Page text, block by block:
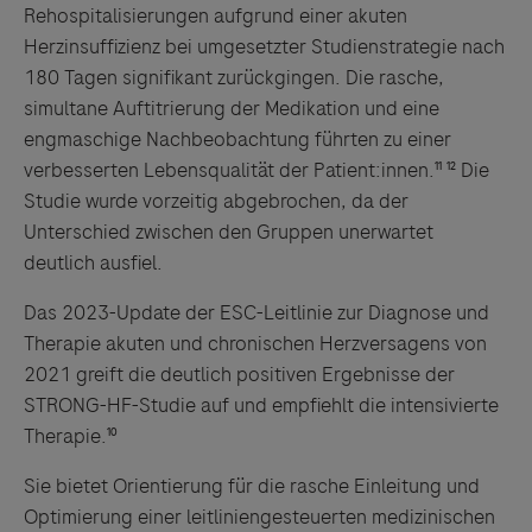
Rehospitalisierungen aufgrund einer akuten
Herzinsuffizienz bei umgesetzter Studienstrategie nach
180 Tagen signifikant zurückgingen. Die rasche,
simultane Auftitrierung der Medikation und eine
engmaschige Nachbeobachtung führten zu einer
verbesserten Lebensqualität der Patient:innen.¹¹ ¹² Die
Studie wurde vorzeitig abgebrochen, da der
Unterschied zwischen den Gruppen unerwartet
deutlich ausfiel.
Das 2023-Update der ESC-Leitlinie zur Diagnose und
Therapie akuten und chronischen Herzversagens von
2021 greift die deutlich positiven Ergebnisse der
STRONG-HF-Studie auf und empfiehlt die intensivierte
Therapie.¹⁰
Sie bietet Orientierung für die rasche Einleitung und
Optimierung einer leitliniengesteuerten medizinischen
Links zu Websites Dritter werden im Sinne des
Servicegedankens angeboten. Der Herausgeber äußert
keine Meinung über den Inhalt von Websites Dritter und
lehnt ausdrücklich jegliche Verantwortung für
Drittinformationen und deren Verwendung ab.